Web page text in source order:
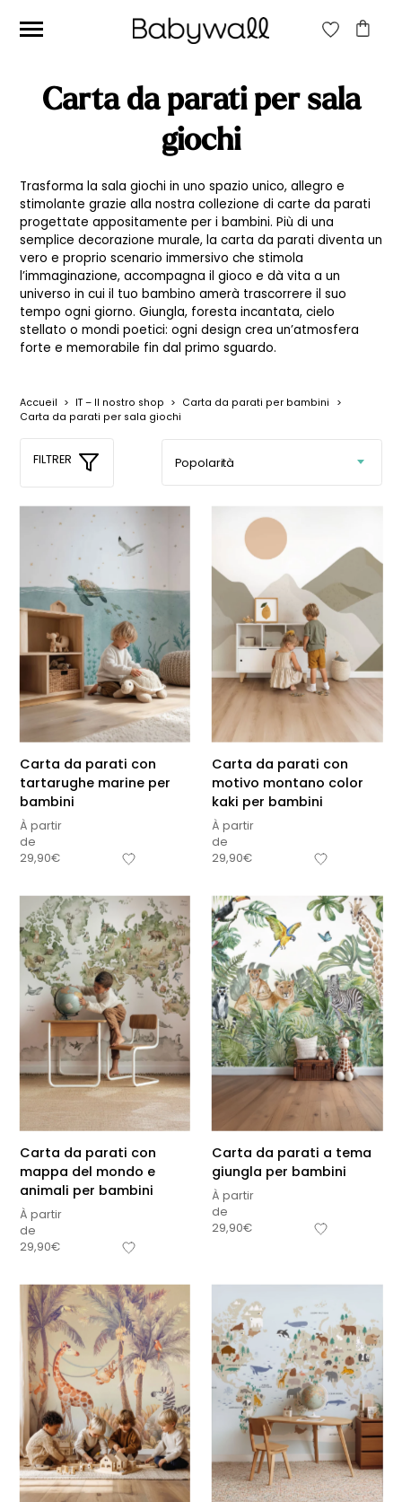
Carta da parati per sala
giochi
Trasforma la sala giochi in uno spazio unico, allegro e
stimolante grazie alla nostra collezione di carte da parati
progettate appositamente per i bambini. Più di una
semplice decorazione murale, la carta da parati diventa un
vero e proprio scenario immersivo che stimola
l’immaginazione, accompagna il gioco e dà vita a un
universo in cui il tuo bambino amerà trascorrere il suo
tempo ogni giorno. Giungla, foresta incantata, cielo
stellato o mondi poetici: ogni design crea un’atmosfera
forte e memorabile fin dal primo sguardo.
Accueil > IT – Il nostro shop > Carta da parati per bambini
>
Carta da parati per sala giochi
FILTRER
CERCA
Filtra
Prezzo:
Carta da parati con
tartarughe marine per
bambini
À partir
de
29,90€
Carta da parati con
motivo montano color
kaki per bambini
À partir
de
29,90€
Carta da parati con
mappa del mondo e
animali per bambini
À partir
de
29,90€
Carta da parati a tema
giungla per bambini
À partir
de
29,90€